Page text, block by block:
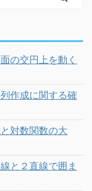
の交円上を動く
作成に関する確
対数関数の大
と２直線で囲ま